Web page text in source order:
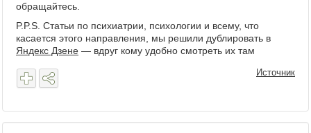
обращайтесь.
P.P.S. Статьи по психиатрии, психологии и всему, что
касается этого направления, мы решили дублировать в
Яндекс Дзене — вдруг кому удобно смотреть их там
Источник